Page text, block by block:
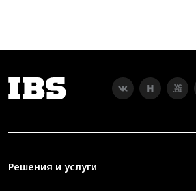
Решения и услуги